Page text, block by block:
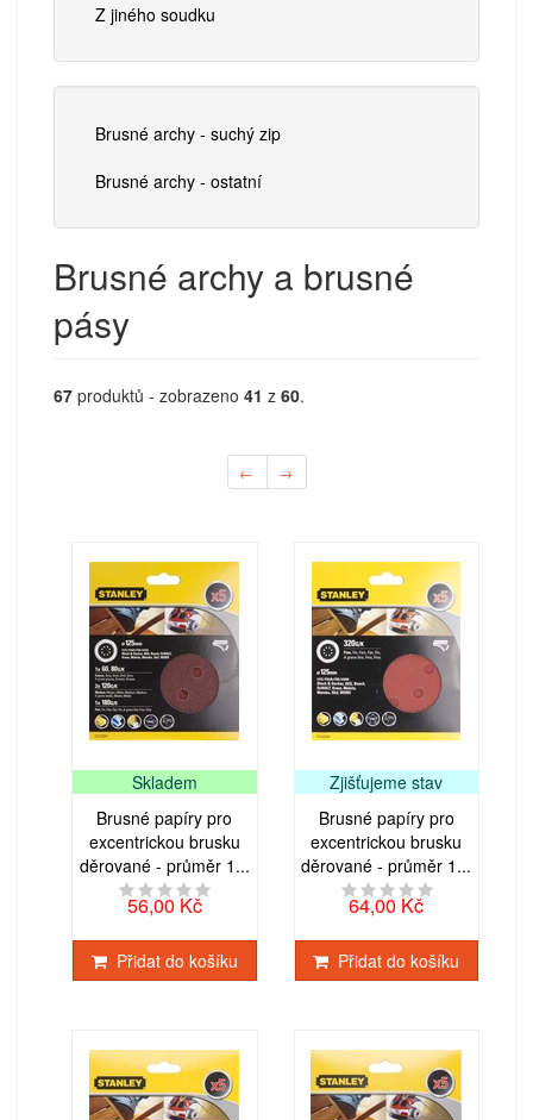
Z jiného soudku
Brusné archy - suchý zip
Brusné archy - ostatní
Brusné archy a brusné
pásy
67 produktů - zobrazeno 41 z 60.
← →
Skladem
Brusné papíry pro
excentrickou brusku
děrované - průměr 1...
56,00 Kč
Přidat do košíku
Zjišťujeme stav
Brusné papíry pro
excentrickou brusku
děrované - průměr 1...
64,00 Kč
Přidat do košíku